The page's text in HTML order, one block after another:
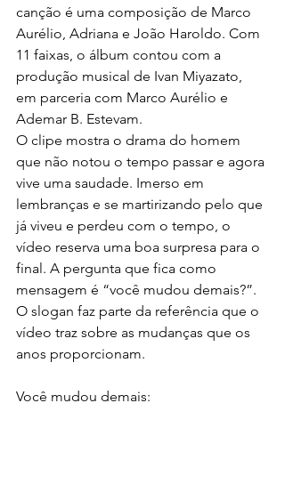
canção é uma composição de Marco
Aurélio, Adriana e João Haroldo. Com
11 faixas, o álbum contou com a
produção musical de Ivan Miyazato,
em parceria com Marco Aurélio e
Ademar B. Estevam.
O clipe mostra o drama do homem
que não notou o tempo passar e agora
vive uma saudade. Imerso em
lembranças e se martirizando pelo que
já viveu e perdeu com o tempo, o
vídeo reserva uma boa surpresa para o
final. A pergunta que fica como
mensagem é “você mudou demais?”.
O slogan faz parte da referência que o
vídeo traz sobre as mudanças que os
anos proporcionam.
Você mudou demais: